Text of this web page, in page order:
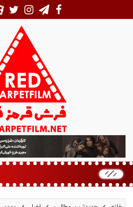
ر
ش
ر
م